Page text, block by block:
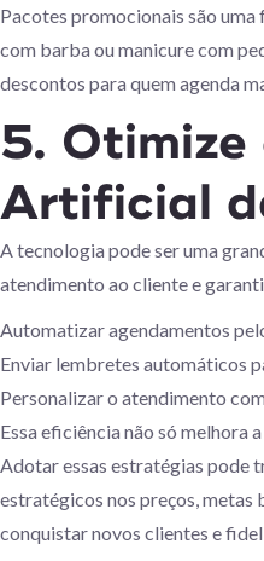
Pacotes promocionais são
com barba ou manicure com
descontos para quem agenda
5.
Artificial
A tecnologia pode ser uma
atendimento ao cliente e
Automatizar agendamentos
Enviar lembretes automáticos
Personalizar o atendimento
Essa eficiência não só melhora
Adotar essas estratégias pode
estratégicos nos preços, metas
conquistar novos clientes e